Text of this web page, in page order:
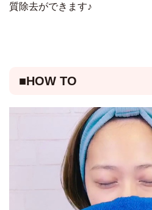
質除去ができます♪
■HOW TO